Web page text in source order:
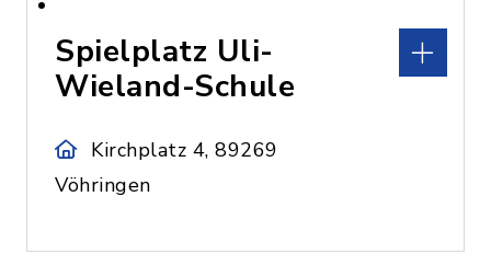
Spielplatz Uli-
Wieland-Schule
Kirchplatz 4, 89269
Vöhringen